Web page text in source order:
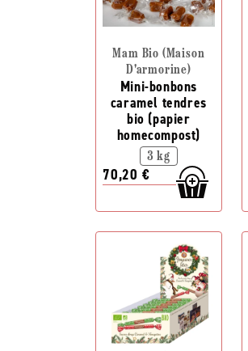
Mam Bio (Maison
D'armorine)
Mini-bonbons
caramel tendres
bio (papier
homecompost)
3 kg
70,20 €